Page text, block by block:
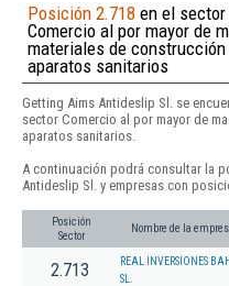
Posición 2.718 en el sector
Comercio al por mayor de
materiales de construcción
aparatos sanitarios
Getting Aims Antideslip Sl. se
sector Comercio al por mayor de
aparatos sanitarios.
A continuación podrá consultar la
Antideslip Sl. y empresas con
Posición
Sector
Nombre de la
2.713
REAL INVERSIONES
SL.